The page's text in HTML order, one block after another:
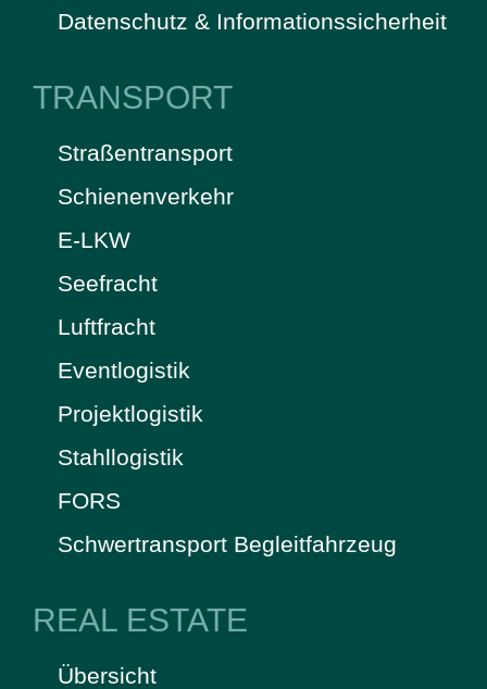
Datenschutz & Informationssicherheit
TRANSPORT
Straßentransport
Schienenverkehr
E-LKW
Seefracht
Luftfracht
Eventlogistik
Projektlogistik
Stahllogistik
FORS
Schwertransport Begleitfahrzeug
REAL ESTATE
Übersicht